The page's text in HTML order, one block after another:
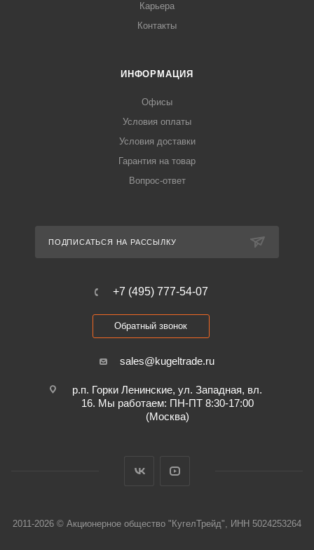
Карьера
Контакты
ИНФОРМАЦИЯ
Офисы
Условия оплаты
Условия доставки
Гарантия на товар
Вопрос-ответ
ПОДПИСАТЬСЯ НА РАССЫЛКУ
+7 (495) 777-54-07
Обратный звонок
sales@kugeltrade.ru
р.п. Горки Ленинские, ул. Западная, вл.
16. Мы работаем: ПН-ПТ 8:30-17:00
(Москва)
2011-2026 © Акционерное общество "КугелТрейд", ИНН 5024253264